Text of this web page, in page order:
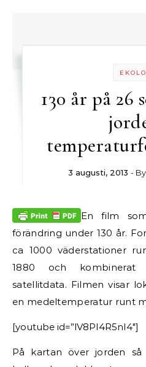
130 år på 26
3 augusti, 2013 - By
En film
förändring under 130 år.
ca 1000 väderstationer
1880 och kombinerat
satellitdata. Filmen visar
en medeltemperatur runt
[youtube id=”lV8PI4R5nI4″]
På kartan över jorden